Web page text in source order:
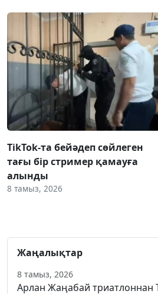
TikTok-та бейәдеп сөйлеген
тағы бір стример қамауға
алынды
8 тамыз, 2026
Жаңалықтар
8 тамыз, 2026
Арлан Жаңабай триатлоннан